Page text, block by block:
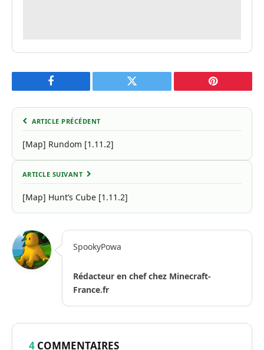
Facebook Twitter Pinterest
ARTICLE PRÉCÉDENT
[Map] Rundom [1.11.2]
ARTICLE SUIVANT
[Map] Hunt’s Cube [1.11.2]
SpookyPowa
Rédacteur en chef chez Minecraft-
France.fr
4 COMMENTAIRES